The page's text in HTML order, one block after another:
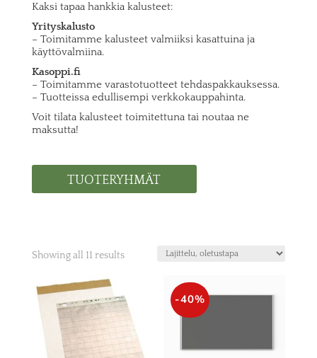
Kaksi tapaa hankkia kalusteet:
Yrityskalusto
– Toimitamme kalusteet valmiiksi kasattuina ja
käyttövalmiina.
Kasoppi.fi
– Toimitamme varastotuotteet tehdaspakkauksessa.
– Tuotteissa edullisempi verkkokauppahinta.
Voit tilata kalusteet toimitettuna tai noutaa ne
maksutta!
TUOTERYHMÄT
Showing all 11 results
-40%